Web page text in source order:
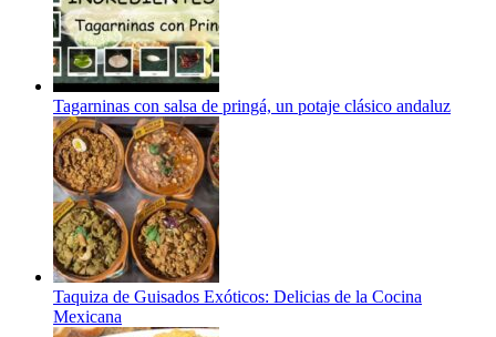
Tagarninas con salsa de pringá, un potaje clásico andaluz
Taquiza de Guisados Exóticos: Delicias de la Cocina
Mexicana